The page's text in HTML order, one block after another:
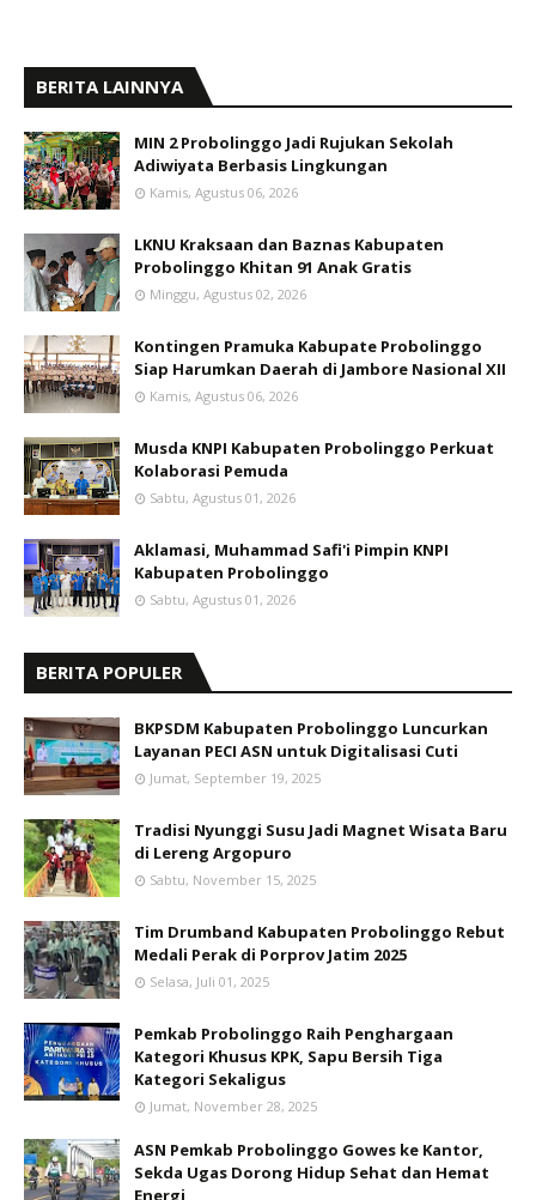
BERITA LAINNYA
MIN 2 Probolinggo Jadi Rujukan Sekolah
Adiwiyata Berbasis Lingkungan
Kamis, Agustus 06, 2026
LKNU Kraksaan dan Baznas Kabupaten
Probolinggo Khitan 91 Anak Gratis
Minggu, Agustus 02, 2026
Kontingen Pramuka Kabupate Probolinggo
Siap Harumkan Daerah di Jambore Nasional XII
Kamis, Agustus 06, 2026
Musda KNPI Kabupaten Probolinggo Perkuat
Kolaborasi Pemuda
Sabtu, Agustus 01, 2026
Aklamasi, Muhammad Safi'i Pimpin KNPI
Kabupaten Probolinggo
Sabtu, Agustus 01, 2026
BERITA POPULER
BKPSDM Kabupaten Probolinggo Luncurkan
Layanan PECI ASN untuk Digitalisasi Cuti
Jumat, September 19, 2025
Tradisi Nyunggi Susu Jadi Magnet Wisata Baru
di Lereng Argopuro
Sabtu, November 15, 2025
Tim Drumband Kabupaten Probolinggo Rebut
Medali Perak di Porprov Jatim 2025
Selasa, Juli 01, 2025
Pemkab Probolinggo Raih Penghargaan
Kategori Khusus KPK, Sapu Bersih Tiga
Kategori Sekaligus
Jumat, November 28, 2025
ASN Pemkab Probolinggo Gowes ke Kantor,
Sekda Ugas Dorong Hidup Sehat dan Hemat
Energi